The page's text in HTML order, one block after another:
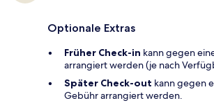
Optionale Extras
Früher Check-in kann gegen
arrangiert werden (je nach
Später Check-out kann gegen
Gebühr arrangiert werden.